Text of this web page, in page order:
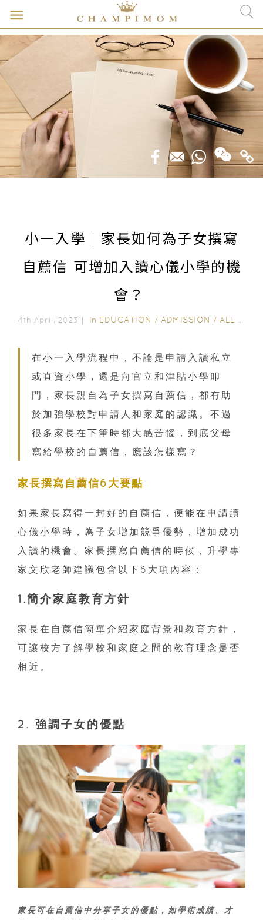
小一入學｜家長如何為子女撰寫
自薦信 可增加入讀心儀小學的機
會？
4th April, 2023｜ In EDUCATION / ADMISSION / ALL EDUCATION
在小一入學流程中，不論是申請入讀私立
或直資小學，還是向官立和津貼小學叩
門，家長親自為子女撰寫自薦信，都有助
於加強學校對申請人和家庭的認識。不過
很多家長在下筆時都大感苦惱，到底父母
寫給學校的自薦信，應該怎樣寫？
家長撰寫自薦信6大要點
如果家長寫得一封好的自薦信，便能在申請讀
心儀小學時，為子女增加競爭優勢，增加成功
入讀的機會。家長撰寫自薦信的時候，升學專
家文欣老師建議包含以下6大項內容：
1.簡介家庭教育方針
家長在自薦信簡單介紹家庭背景和教育方針，
可讓校方了解學校和家庭之間的教育理念是否
相近。
2. 強調子女的優點
家長可在自薦信中分享子女的優點，如學術成績、才